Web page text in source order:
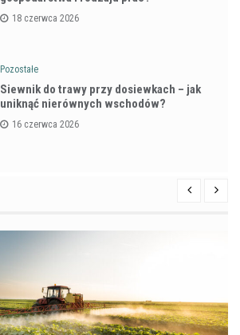
18 czerwca 2026
Pozostałe
Siewnik do trawy przy dosiewkach – jak
uniknąć nierównych wschodów?
16 czerwca 2026